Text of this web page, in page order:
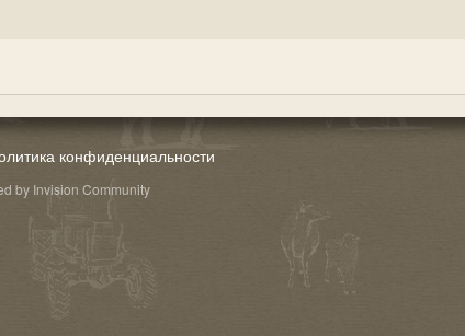
конфиденциальности
by Invision Community